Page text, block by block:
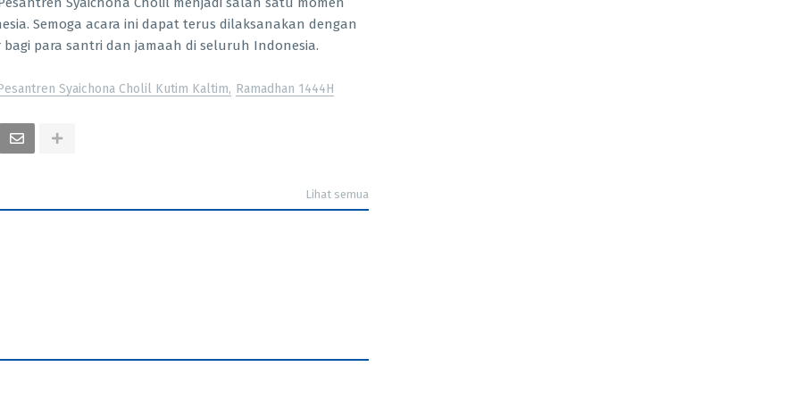
Semoga acara ini dapat terus dilaksanakan dengan
para santri dan jamaah di seluruh Indonesia.
Syaichona Cholil Kutim Kaltim Ramadhan 1444H
Lihat semua